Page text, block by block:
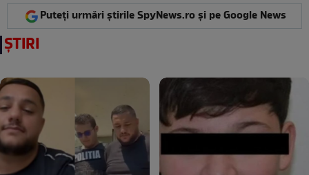
Puteți urmări știrile SpyNews.ro și pe Google News
ȘTIRI